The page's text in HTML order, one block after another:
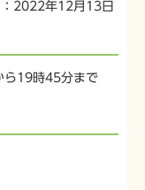
2022年12月13日
ら19時45分まで